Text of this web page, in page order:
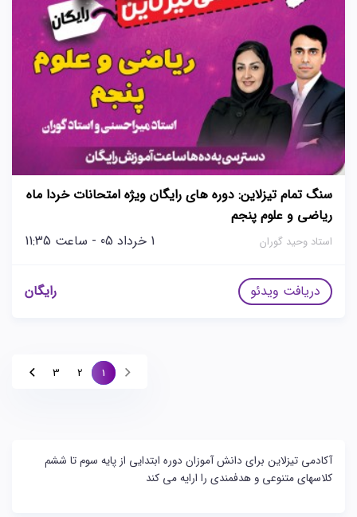
سنگ تمام تیزلاین: دوره های رایگان ویژه امتحانات خردا ماه
ریاضی و علوم پنجم
استاد وحید گوران 1 خرداد 05 - ساعت 11:35
دریافت ویدئو رایگان
1
2
3
آکادمی تیزلاین برای دانش آموزان دوره ابتدایی از پایه سوم تا ششم
کلاسهای متنوعی و هدفمندی را ارایه می کند